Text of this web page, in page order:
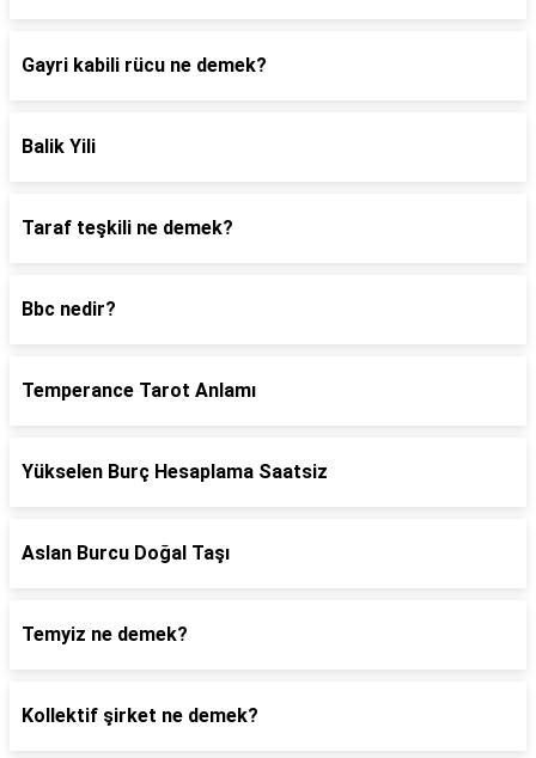
Gayri kabili rücu ne demek?
Balik Yili
Taraf teşkili ne demek?
Bbc nedir?
Temperance Tarot Anlamı
Yükselen Burç Hesaplama Saatsiz
Aslan Burcu Doğal Taşı
Temyiz ne demek?
Kollektif şirket ne demek?